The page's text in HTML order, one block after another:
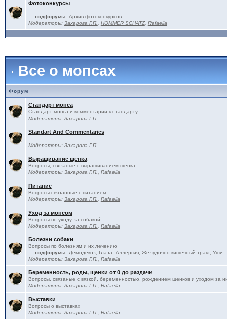
Фотоконкурсы
— подфорумы: Архив фотоконкурсов
Модераторы: Захарова Г.П. HOMMER SCHATZ, Rafaella
Все о мопсах
Форум
Стандарт мопса
Стандарт мопса и комментарии к стандарту
Модераторы: Захарова Г.П.
Standart And Commentaries
Модераторы: Захарова Г.П.
Выращивание щенка
Вопросы, связаные с выращиванием щенка
Модераторы: Захарова Г.П. Rafaella
Питание
Вопросы связанные с питанием
Модераторы: Захарова Г.П. Rafaella
Уход за мопсом
Вопросы по уходу за собакой
Модераторы: Захарова Г.П. Rafaella
Болезни собаки
Вопросы по болезням и их лечению
— подфорумы: Демодекоз Глаза Аллергия, Желудочно-кишечный тракт, Уши
Модераторы: Захарова Г.П. Rafaella
Беременность, роды, щенки от 0 до раздачи
Вопросы, связаные с вязкой, беременностью, рождением щенков и уходом за
Модераторы: Захарова Г.П. Rafaella
Выставки
Вопросы о выставках
Модераторы: Захарова Г.П. Rafaella